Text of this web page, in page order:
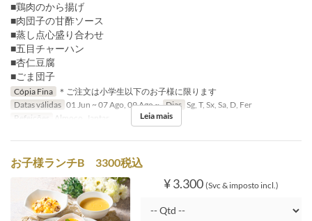
■鶏肉のから揚げ
■肉団子の甘酢ソース
■蒸し点心盛り合わせ
■五目チャーハン
■杏仁豆腐
■ごま団子
Cópia Fina
＊ご注文は小学生以下のお子様に限ります
Datas válidas 01 Jun ~ 07 Ago, 09 Ago ~ Dias Sg, T, Sx, Sa, D, Fer
Refeições
Almoço, Jantar Leia mais
お子様ランチB 3300税込
¥ 3.300 (Svc & imposto incl.)